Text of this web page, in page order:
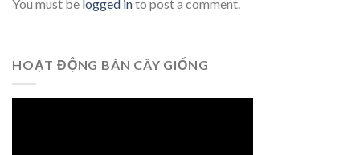
You must be logged into post a comment.
HOẠT ĐỘNG BÁN CÂY GIỐNG